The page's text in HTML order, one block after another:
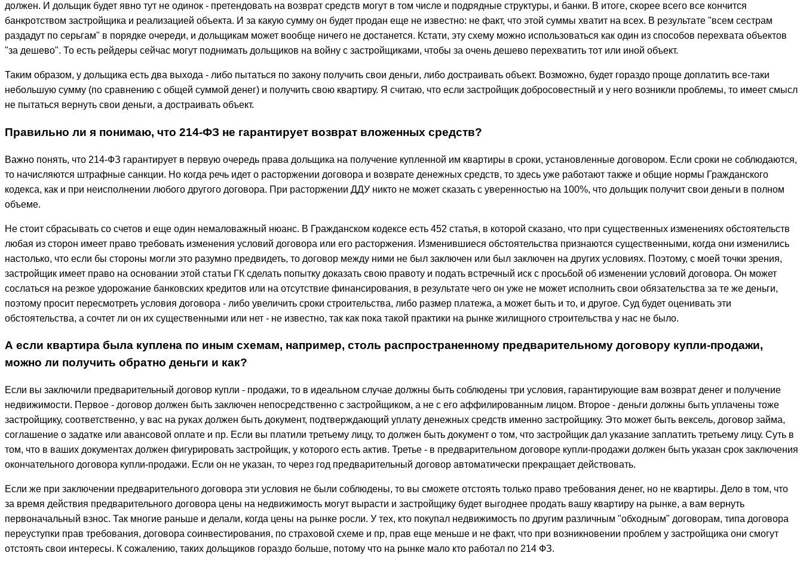
должен. И дольщик будет явно тут не одинок - претендовать на возврат средств могут в том числе и подрядные структуры, и банки. В итоге, скорее всего все кончится
банкротством застройщика и реализацией объекта. И за какую сумму он будет продан еще не известно: не факт, что этой суммы хватит на всех. В результате "всем сестрам
раздадут по серьгам" в порядке очереди, и дольщикам может вообще ничего не достанется. Кстати, эту схему можно использоваться как один из способов перехвата объектов
"за дешево". То есть рейдеры сейчас могут поднимать дольщиков на войну с застройщиками, чтобы за очень дешево перехватить тот или иной объект.
Таким образом, у дольщика есть два выхода - либо пытаться по закону получить свои деньги, либо достраивать объект. Возможно, будет гораздо проще доплатить все-таки
небольшую сумму (по сравнению с общей суммой денег) и получить свою квартиру. Я считаю, что если застройщик добросовестный и у него возникли проблемы, то имеет смысл
не пытаться вернуть свои деньги, а достраивать объект.
Правильно ли я понимаю, что 214-ФЗ не гарантирует возврат вложенных средств?
Важно понять, что 214-ФЗ гарантирует в первую очередь права дольщика на получение купленной им квартиры в сроки, установленные договором. Если сроки не соблюдаются,
то начисляются штрафные санкции. Но когда речь идет о расторжении договора и возврате денежных средств, то здесь уже работают также и общие нормы Гражданского
кодекса, как и при неисполнении любого другого договора. При расторжении ДДУ никто не может сказать с уверенностью на 100%, что дольщик получит свои деньги в полном
объеме.
Не стоит сбрасывать со счетов и еще один немаловажный нюанс. В Гражданском кодексе есть 452 статья, в которой сказано, что при существенных изменениях обстоятельств
любая из сторон имеет право требовать изменения условий договора или его расторжения. Изменившиеся обстоятельства признаются существенными, когда они изменились
настолько, что если бы стороны могли это разумно предвидеть, то договор между ними не был заключен или был заключен на других условиях. Поэтому, с моей точки зрения,
застройщик имеет право на основании этой статьи ГК сделать попытку доказать свою правоту и подать встречный иск с просьбой об изменении условий договора. Он может
сослаться на резкое удорожание банковских кредитов или на отсутствие финансирования, в результате чего он уже не может исполнить свои обязательства за те же деньги,
поэтому просит пересмотреть условия договора - либо увеличить сроки строительства, либо размер платежа, а может быть и то, и другое. Суд будет оценивать эти
обстоятельства, а сочтет ли он их существенными или нет - не известно, так как пока такой практики на рынке жилищного строительства у нас не было.
А если квартира была куплена по иным схемам, например, столь распространенному предварительному договору купли-продажи,
можно ли получить обратно деньги и как?
Если вы заключили предварительный договор купли - продажи, то в идеальном случае должны быть соблюдены три условия, гарантирующие вам возврат денег и получение
недвижимости. Первое - договор должен быть заключен непосредственно с застройщиком, а не с его аффилированным лицом. Второе - деньги должны быть уплачены тоже
застройщику, соответственно, у вас на руках должен быть документ, подтверждающий уплату денежных средств именно застройщику. Это может быть вексель, договор займа,
соглашение о задатке или авансовой оплате и пр. Если вы платили третьему лицу, то должен быть документ о том, что застройщик дал указание заплатить третьему лицу. Суть в
том, что в ваших документах должен фигурировать застройщик, у которого есть актив. Третье - в предварительном договоре купли-продажи должен быть указан срок заключения
окончательного договора купли-продажи. Если он не указан, то через год предварительный договор автоматически прекращает действовать.
Если же при заключении предварительного договора эти условия не были соблюдены, то вы сможете отстоять только право требования денег, но не квартиры. Дело в том, что
за время действия предварительного договора цены на недвижимость могут вырасти и застройщику будет выгоднее продать вашу квартиру на рынке, а вам вернуть
первоначальный взнос. Так многие раньше и делали, когда цены на рынке росли. У тех, кто покупал недвижимость по другим различным "обходным" договорам, типа договора
переуступки прав требования, договора соинвестирования, по страховой схеме и пр, прав еще меньше и не факт, что при возникновении проблем у застройщика они смогут
отстоять свои интересы. К сожалению, таких дольщиков гораздо больше, потому что на рынке мало кто работал по 214 ФЗ.